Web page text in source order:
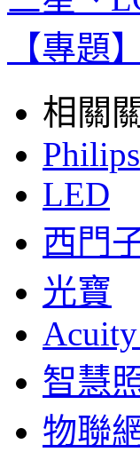
【專題
相關
Philips
LED
西門
光寶
智慧
物聯